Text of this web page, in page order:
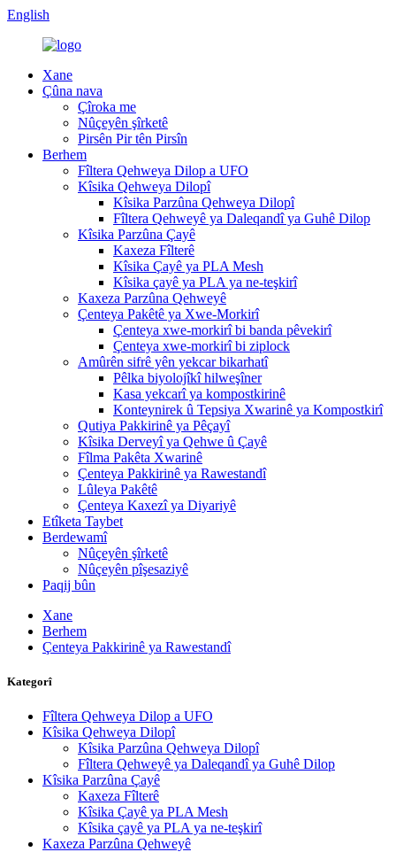
English
Xane
Çûna nava
Çîroka me
Nûçeyên şîrketê
Pirsên Pir tên Pirsîn
Berhem
Fîltera Qehweya Dilop a UFO
Kîsika Qehweya Dilopî
Kîsika Parzûna Qehweya Dilopî
Fîltera Qehweyê ya Daleqandî ya Guhê Dilop
Kîsika Parzûna Çayê
Kaxeza Fîlterê
Kîsika Çayê ya PLA Mesh
Kîsika çayê ya PLA ya ne-teşkirî
Kaxeza Parzûna Qehweyê
Çenteya Pakêtê ya Xwe-Morkirî
Çenteya xwe-morkirî bi banda pêvekirî
Çenteya xwe-morkirî bi ziplock
Amûrên sifrê yên yekcar bikarhatî
Pêlka biyolojîkî hilweşîner
Kasa yekcarî ya kompostkirinê
Konteynirek û Tepsiya Xwarinê ya Kompostkirî
Qutiya Pakkirinê ya Pêçayî
Kîsika Derveyî ya Qehwe û Çayê
Fîlma Pakêta Xwarinê
Çenteya Pakkirinê ya Rawestandî
Lûleya Pakêtê
Çenteya Kaxezî ya Diyariyê
Etîketa Taybet
Berdewamî
Nûçeyên şîrketê
Nûçeyên pîşesaziyê
Paqij bûn
Xane
Berhem
Çenteya Pakkirinê ya Rawestandî
Kategorî
Fîltera Qehweya Dilop a UFO
Kîsika Qehweya Dilopî
Kîsika Parzûna Qehweya Dilopî
Fîltera Qehweyê ya Daleqandî ya Guhê Dilop
Kîsika Parzûna Çayê
Kaxeza Fîlterê
Kîsika Çayê ya PLA Mesh
Kîsika çayê ya PLA ya ne-teşkirî
Kaxeza Parzûna Qehweyê